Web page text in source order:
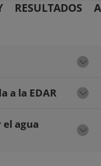
RESULTADOS A
a la EDAR
agua